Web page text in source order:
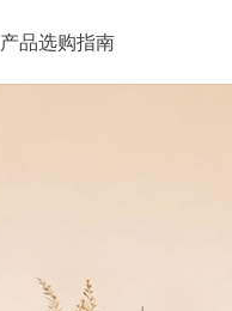
产品选购指南